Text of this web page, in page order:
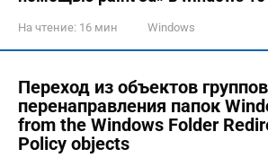
На чтение: 16 мин Windows
Переход из объектов
перенаправления папок
from the Windows Folder
Policy objects